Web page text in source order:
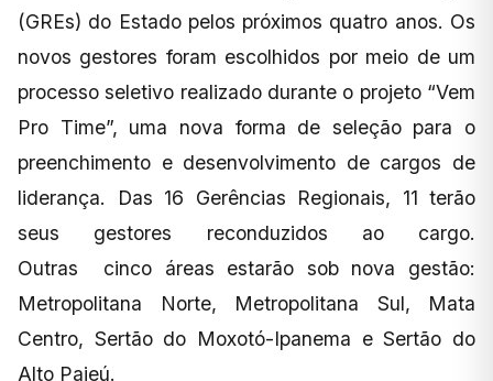
(GREs) do Estado pelos próximos quatro anos. Os
novos gestores foram escolhidos por meio de um
processo seletivo realizado durante o projeto “Vem
Pro Time”, uma nova forma de seleção para o
preenchimento e desenvolvimento de cargos de
liderança. Das 16 Gerências Regionais, 11 terão
seus gestores reconduzidos ao cargo.
Outras cinco áreas estarão sob nova gestão:
Metropolitana Norte, Metropolitana Sul, Mata
Centro, Sertão do Moxotó-Ipanema e Sertão do
Alto Pajeú.